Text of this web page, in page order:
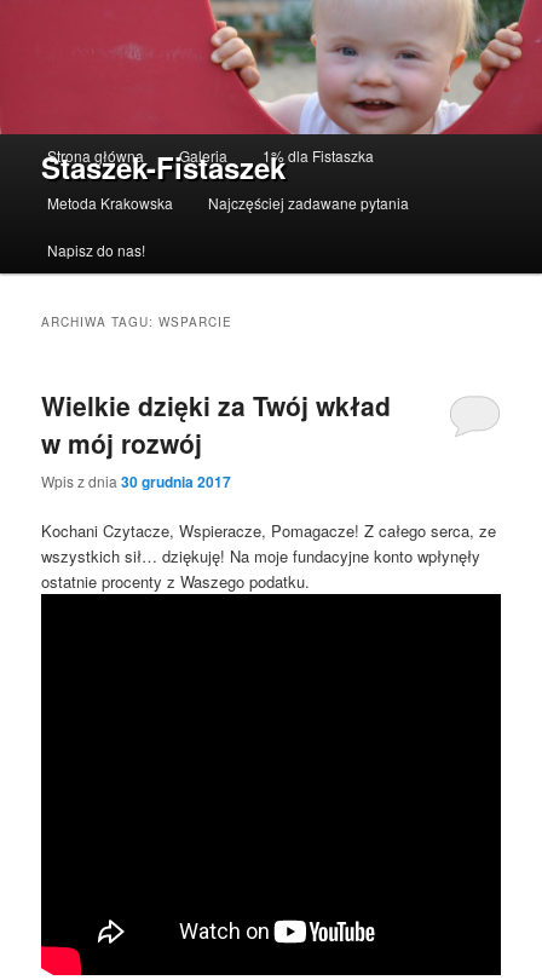
Staszek-Fistaszek
Przeskocz do tekstu
Przeskocz do widgetów
Strona główna Galeria 1% dla Fistaszka
Metoda Krakowska Najczęściej zadawane pytania
Napisz do nas!
ARCHIWA TAGU:WSPARCIE
Wielkie dzięki za Twój wkład
w mój rozwój
Wpis z dnia30 grudnia 2017
Kochani Czytacze, Wspieracze, Pomagacze! Z całego serca, ze
wszystkich sił… dziękuję! Na moje fundacyjne konto wpłynęły
ostatnie procenty z Waszego podatku.